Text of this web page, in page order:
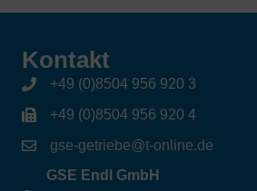
Kontakt
+49 (0)8504 956 920 3
+49 (0)8504 956 920 4
gse-getriebe@t-online.de
GSE Endl GmbH